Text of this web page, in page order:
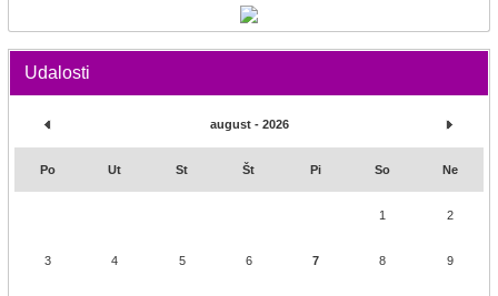
Udalosti
august - 2026
Po Ut St Št Pi So Ne
1 2
3 4 5 6 7 8 9